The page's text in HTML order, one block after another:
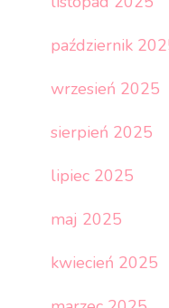
październik
wrzesień 2025
sierpień 2025
lipiec 2025
maj 2025
kwiecień 2025